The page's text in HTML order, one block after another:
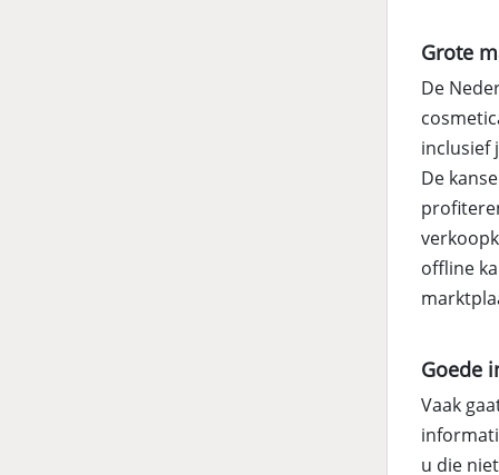
Grote
De
inclusief
De
offline
Goede
Vaak
u die